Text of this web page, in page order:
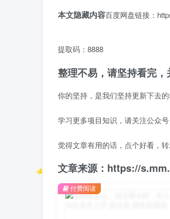
本文隐藏内容百度网盘链接：
提取码：8888
整理不易，请坚持看完，
你的坚持，是我们坚持更新下去
学习更多项目知识，请关注公众
觉得文章有用的话，点个好看，
文章来源：https://
付费阅读